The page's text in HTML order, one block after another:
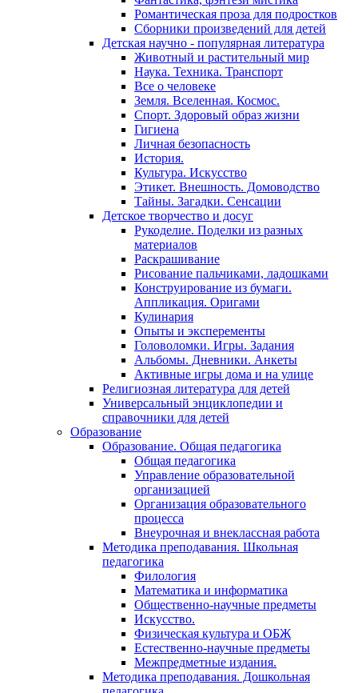
Романтическая проза для подростков
Сборники произведений для детей
Детская научно - популярная литература
Животный и растительный мир
Наука. Техника. Транспорт
Все о человеке
Земля. Вселенная. Космос.
Спорт. Здоровый образ жизни
Гигиена
Личная безопасность
История.
Культура. Искусство
Этикет. Внешность. Домоводство
Тайны. Загадки. Сенсации
Детское творчество и досуг
Рукоделие. Поделки из разных
материалов
Раскрашивание
Рисование пальчиками, ладошками
Конструирование из бумаги.
Аппликация. Оригами
Кулинария
Опыты и эксперементы
Головоломки. Игры. Задания
Альбомы. Дневники. Анкеты
Активные игры дома и на улице
Религиозная литература для детей
Универсальный энциклопедии и
справочники для детей
Образование
Образование. Общая педагогика
Общая педагогика
Управление образовательной
организацией
Организация образовательного
процесса
Внеурочная и внеклассная работа
Методика преподавания. Школьная
педагогика
Филология
Математика и информатика
Общественно-научные предметы
Искусство.
Физическая культура и ОБЖ
Естественно-научные предметы
Межпредметные издания.
Методика преподавания. Дошкольная